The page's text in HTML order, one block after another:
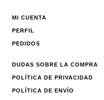
MI CUENTA
PERFIL
PEDIDOS
DUDAS SOBRE LA COMPRA
POLÍTICA DE PRIVACIDAD
POLÍTICA DE ENVÍO